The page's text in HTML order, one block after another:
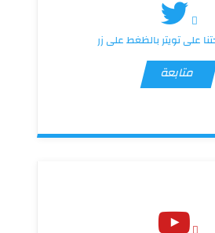
على تويتر بالظغط على زر
متابعة